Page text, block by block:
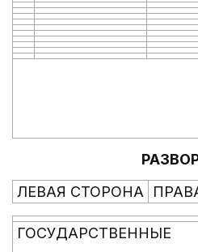
ЛЕВАЯ СТОРОНА
ГОСУДАРСТВЕННЫЕ